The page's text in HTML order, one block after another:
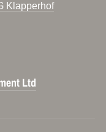
Klapperhof
Ltd